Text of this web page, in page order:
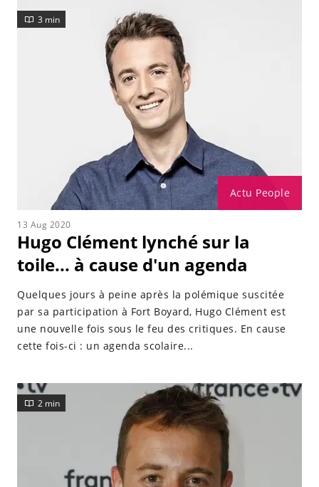
Actu People
3 min
13 Aug 2020
Hugo Clément lynché sur la
toile... à cause d'un agenda
Quelques jours à peine après la polémique suscitée
par sa participation à Fort Boyard, Hugo Clément est
une nouvelle fois sous le feu des critiques. En cause
cette fois-ci : un agenda scolaire...
2 min